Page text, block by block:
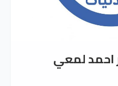
احمد لمعي